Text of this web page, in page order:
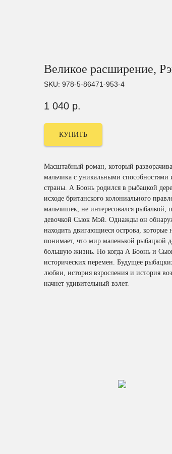
Великое расширение,
SKU: 978-5-86471-953-4
1 040 р.
КУПИТЬ
Масштабный роман, который
мальчика с уникальными
страны. А Боонь родился в рыбацкой
исходе британского колониального
мальчишек, не интересовался рыбалкой,
девочкой Сыок Мэй. Однажды он
находить двигающиеся острова, которые
понимает, что мир маленькой рыбацкой
большую жизнь. Но когда А Боонь и
исторических перемен. Будущее
любви, история взросления и история
начнет удивительный взлет.